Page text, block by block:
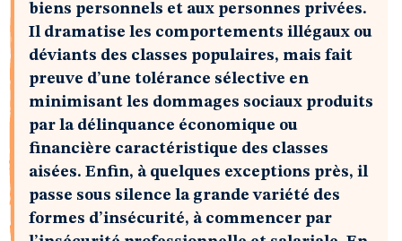
biens personnels et aux personnes privées.
Il dramatise les comportements illégaux ou
déviants des classes populaires, mais fait
preuve d’une tolérance sélective en
minimisant les dommages sociaux produits
par la délinquance économique ou
financière caractéristique des classes
aisées. Enfin, à quelques exceptions près, il
passe sous silence la grande variété des
formes d’insécurité, à commencer par